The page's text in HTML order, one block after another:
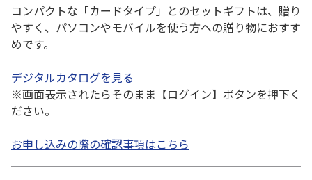
コンパクトな「カードタイプ」とのセットギフトは、贈り
やすく、パソコンやモバイルを使う方への贈り物におすす
めです。
デジタルカタログを見る
※画面表示されたらそのまま【ログイン】ボタンを押下く
ださい。
お申し込みの際の確認事項はこちら